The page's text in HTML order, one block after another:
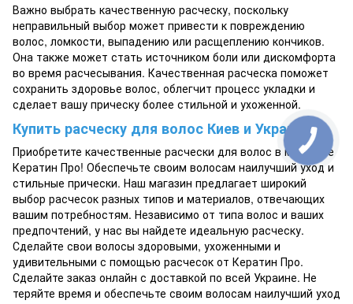
Важно выбрать качественную расческу, поскольку
неправильный выбор может привести к повреждению
волос, ломкости, выпадению или расщеплению кончиков.
Она также может стать источником боли или дискомфорта
во время расчесывания. Качественная расческа поможет
сохранить здоровье волос, облегчит процесс укладки и
сделает вашу прическу более стильной и ухоженной.
Купить расческу для волос Киев и Украина
Приобретите качественные расчески для волос в магазине
Кератин Про! Обеспечьте своим волосам наилучший уход и
стильные прически. Наш магазин предлагает широкий
выбор расчесок разных типов и материалов, отвечающих
вашим потребностям. Независимо от типа волос и ваших
предпочтений, у нас вы найдете идеальную расческу.
Сделайте свои волосы здоровыми, ухоженными и
удивительными с помощью расчесок от Кератин Про.
Сделайте заказ онлайн с доставкой по всей Украине. Не
теряйте время и обеспечьте своим волосам наилучший уход